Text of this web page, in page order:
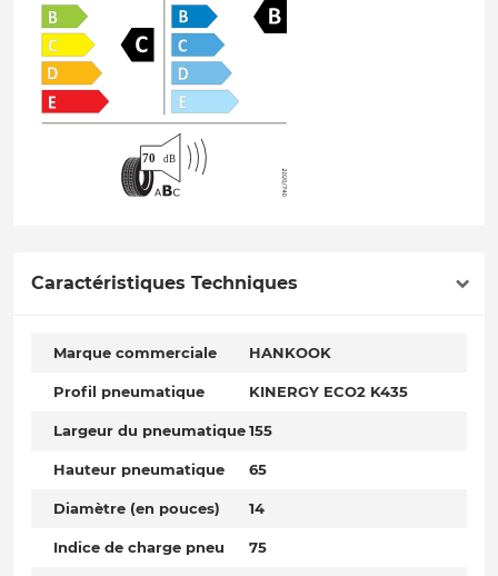
Caractéristiques Techniques
Marque commerciale HANKOOK
Profil pneumatique KINERGY ECO2 K435
Largeur du pneumatique155
Hauteur pneumatique 65
Diamètre (en pouces) 14
Indice de charge pneu 75